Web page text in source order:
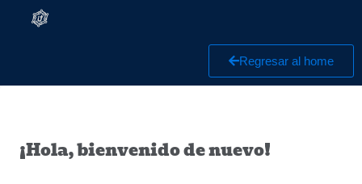
Regresar al home
¡Hola, bienvenido de nuevo!